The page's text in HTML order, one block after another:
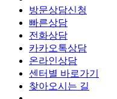
방문상담신청
빠른상담
전화상담
카카오톡상담
온라인상담
센터별 바로가기
찾아오시는 길